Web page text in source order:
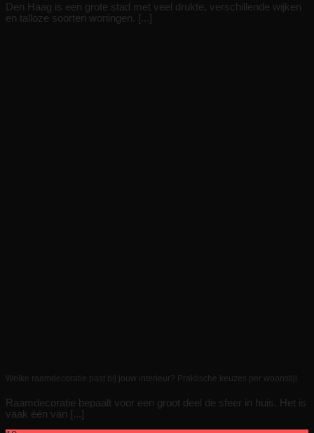
Den Haag is een grote stad met veel drukte, verschillende wijken
en talloze soorten woningen. [...]
Welke raamdecoratie past bij jouw interieur? Praktische keuzes per woonstijl
Raamdecoratie bepaalt voor een groot deel de sfeer in huis. Het is
vaak één van [...]